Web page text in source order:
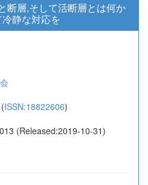
断層,そして活断層とは何か
静な対応を
(ISSN:18822606)
(Released:2019-10-31)